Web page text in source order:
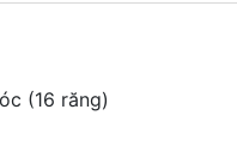
(16 răng)